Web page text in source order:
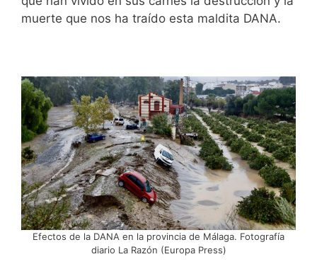
muerte que nos ha traído esta maldita DANA.
Efectos de la DANA en la provincia de Málaga. Fotografía
diario La Razón (Europa Press)